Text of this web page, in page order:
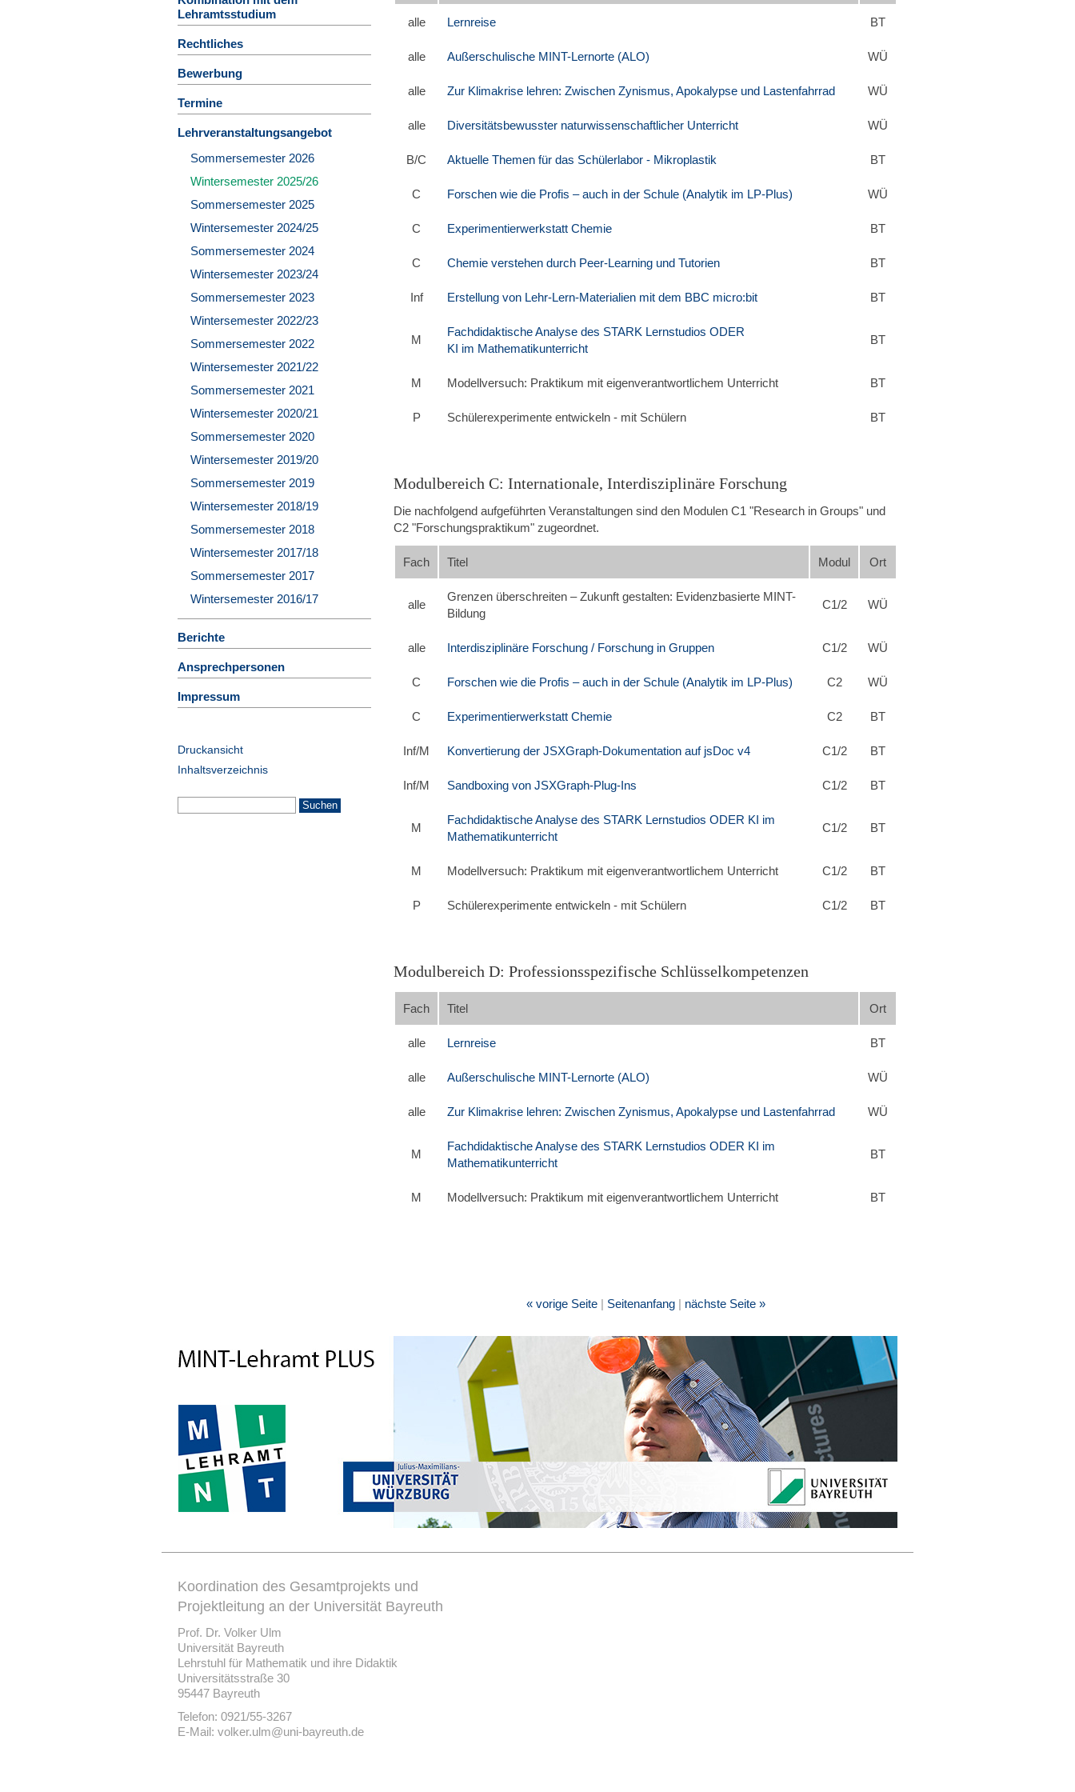
alle Lernreise BT
alle Außerschulische MINT-Lernorte (ALO) WÜ
alle Zur Klimakrise lehren: Zwischen Zynismus, Apokalypse und Lastenfahrrad WÜ
alle Diversitätsbewusster naturwissenschaftlicher Unterricht WÜ
B/C Aktuelle Themen für das Schülerlabor - Mikroplastik BT
C Forschen wie die Profis – auch in der Schule (Analytik im LP-Plus) WÜ
C Experimentierwerkstatt Chemie BT
C Chemie verstehen durch Peer-Learning und Tutorien BT
Inf Erstellung von Lehr-Lern-Materialien mit dem BBC micro:bit BT
M
Fachdidaktische Analyse des STARK Lernstudios ODER
KI im Mathematikunterricht
BT
M Modellversuch: Praktikum mit eigenverantwortlichem Unterricht BT
P Schülerexperimente entwickeln - mit Schülern BT
Modulbereich C: Internationale, Interdisziplinäre Forschung
Die nachfolgend aufgeführten Veranstaltungen sind den Modulen C1 "Research in Groups" und
C2 "Forschungspraktikum" zugeordnet.
Fach Titel Modul Ort
alle
Grenzen überschreiten – Zukunft gestalten: Evidenzbasierte MINT-
Bildung
C1/2 WÜ
alle Interdisziplinäre Forschung / Forschung in Gruppen C1/2 WÜ
C Forschen wie die Profis – auch in der Schule (Analytik im LP-Plus) C2 WÜ
C Experimentierwerkstatt Chemie C2 BT
Inf/M Konvertierung der JSXGraph-Dokumentation auf jsDoc v4 C1/2 BT
Inf/M Sandboxing von JSXGraph-Plug-Ins C1/2 BT
M
Fachdidaktische Analyse des STARK Lernstudios ODER KI im
Mathematikunterricht
C1/2 BT
M Modellversuch: Praktikum mit eigenverantwortlichem Unterricht C1/2 BT
P Schülerexperimente entwickeln - mit Schülern C1/2 BT
Modulbereich D: Professionsspezifische Schlüsselkompetenzen
Fach Titel Ort
alle Lernreise BT
alle Außerschulische MINT-Lernorte (ALO) WÜ
alle Zur Klimakrise lehren: Zwischen Zynismus, Apokalypse und Lastenfahrrad WÜ
M
Fachdidaktische Analyse des STARK Lernstudios ODER KI im
Mathematikunterricht
BT
M Modellversuch: Praktikum mit eigenverantwortlichem Unterricht BT
« vorige Seite| Seitenanfang| nächste Seite »
Lehramtsstudium
Rechtliches
Bewerbung
Termine
Lehrveranstaltungsangebot
Sommersemester 2026
Wintersemester 2025/26
Sommersemester 2025
Wintersemester 2024/25
Sommersemester 2024
Wintersemester 2023/24
Sommersemester 2023
Wintersemester 2022/23
Sommersemester 2022
Wintersemester 2021/22
Sommersemester 2021
Wintersemester 2020/21
Sommersemester 2020
Wintersemester 2019/20
Sommersemester 2019
Wintersemester 2018/19
Sommersemester 2018
Wintersemester 2017/18
Sommersemester 2017
Wintersemester 2016/17
Berichte
Ansprechpersonen
Impressum
Druckansicht
Inhaltsverzeichnis
Koordination des Gesamtprojekts und
Projektleitung an der Universität Bayreuth
Prof. Dr. Volker Ulm
Universität Bayreuth
Lehrstuhl für Mathematik und ihre Didaktik
Universitätsstraße 30
95447 Bayreuth
Telefon: 0921/55-3267
E-Mail: volker.ulm@uni-bayreuth.de